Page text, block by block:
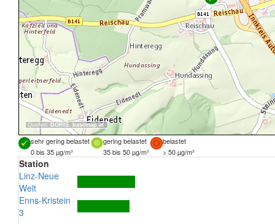
Quellen: DORIS, basemap.at
sehr gering belastet gering belastet
belastet
0 bis 35 µg/m³
35 bis 50 µg/m³ > 50 µg/m³
Station
Linz-Neue
Welt
Enns-Kristein
3